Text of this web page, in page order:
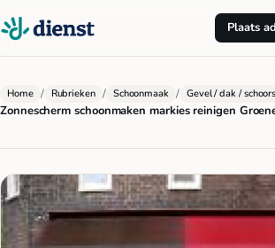
Plaats
Home / Rubrieken / Schoonmaak / Gevel / dak /
Zonnescherm schoonmaken markies reinigen